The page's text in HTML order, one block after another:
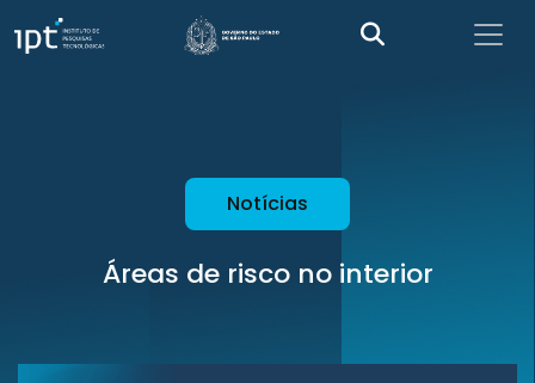
Notícias
Áreas de risco no interior